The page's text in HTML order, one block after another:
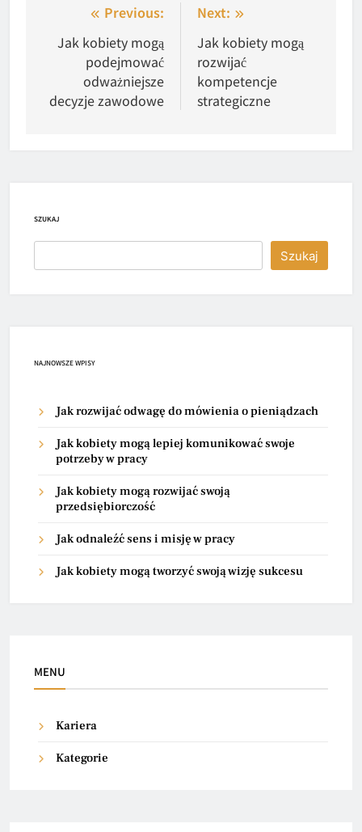
Nawigacja
wpisu
Previous:
Jak kobiety mogą
podejmować
odważniejsze
decyzje zawodowe
Next:
Jak kobiety mogą
rozwijać
kompetencje
strategiczne
SZUKAJ
Szukaj
NAJNOWSZE WPISY
Jak rozwijać odwagę do mówienia o pieniądzach
Jak kobiety mogą lepiej komunikować swoje
potrzeby w pracy
Jak kobiety mogą rozwijać swoją
przedsiębiorczość
Jak odnaleźć sens i misję w pracy
Jak kobiety mogą tworzyć swoją wizję sukcesu
MENU
Kariera
Kategorie